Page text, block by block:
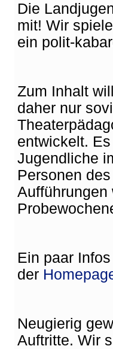
Die
mit! Wir
ein polit-
Zum Inhalt
daher nur
entwickelt.
Jugendliche
Personen
Aufführungen
Ein paar
der
Neugierig
Auftritte. Wir